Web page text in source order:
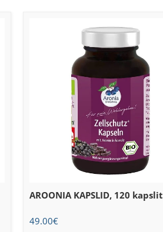
AROONIA KAPSLID, 120 kapslit
49.00€